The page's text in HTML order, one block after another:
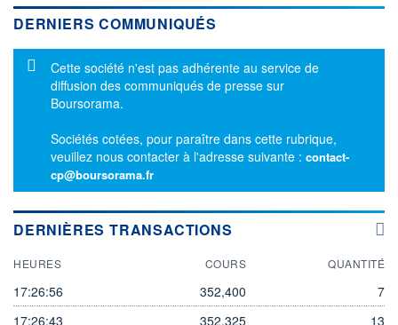
DERNIERS COMMUNIQUÉS
Message d'information
Cette société n'est pas adhérente au service de
diffusion des communiqués de presse sur
Boursorama.
Sociétés cotées, pour paraître dans cette rubrique,
veuillez nous contacter à l'adresse suivante : contact-
cp@boursorama.fr
DERNIÈRES TRANSACTIONS
HEURES COURS QUANTITÉ
17:26:56 352,400
7
17:26:43
352,325 13